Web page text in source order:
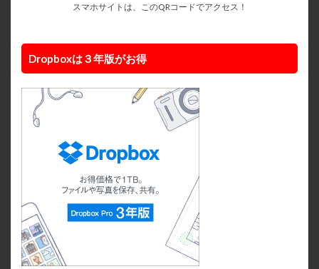
スマホサイトは、このQRコードでアクセス！
Dropboxは３年版がお得